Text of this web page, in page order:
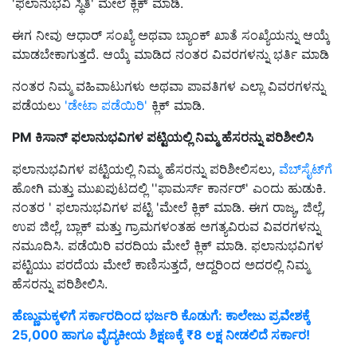
'ಫಲಾನುಭವಿ ಸ್ಥಿತಿ' ಮೇಲೆ ಕ್ಲಿಕ್ ಮಾಡಿ.
ಈಗ ನೀವು ಆಧಾರ್ ಸಂಖ್ಯೆ ಅಥವಾ ಬ್ಯಾಂಕ್ ಖಾತೆ ಸಂಖ್ಯೆಯನ್ನು ಆಯ್ಕೆ
ಮಾಡಬೇಕಾಗುತ್ತದೆ. ಆಯ್ಕೆ ಮಾಡಿದ ನಂತರ ವಿವರಗಳನ್ನು ಭರ್ತಿ ಮಾಡಿ
ನಂತರ ನಿಮ್ಮ ವಹಿವಾಟುಗಳು ಅಥವಾ ಪಾವತಿಗಳ ಎಲ್ಲಾ ವಿವರಗಳನ್ನು
ಪಡೆಯಲು 'ಡೇಟಾ ಪಡೆಯಿರಿ' ಕ್ಲಿಕ್ ಮಾಡಿ.
PM ಕಿಸಾನ್ ಫಲಾನುಭವಿಗಳ ಪಟ್ಟಿಯಲ್ಲಿ ನಿಮ್ಮ ಹೆಸರನ್ನು ಪರಿಶೀಲಿಸಿ
ಫಲಾನುಭವಿಗಳ ಪಟ್ಟಿಯಲ್ಲಿ ನಿಮ್ಮ ಹೆಸರನ್ನು ಪರಿಶೀಲಿಸಲು, ವೆಬ್‌ಸೈಟ್‌ಗೆ
ಹೋಗಿ ಮತ್ತು ಮುಖಪುಟದಲ್ಲಿ ''ಫಾಮರ್ಸ್ ಕಾರ್ನರ್' ಎಂದು ಹುಡುಕಿ.
ನಂತರ ' ಫಲಾನುಭವಿಗಳ ಪಟ್ಟಿ 'ಮೇಲೆ ಕ್ಲಿಕ್ ಮಾಡಿ. ಈಗ ರಾಜ್ಯ, ಜಿಲ್ಲೆ,
ಉಪ ಜಿಲ್ಲೆ, ಬ್ಲಾಕ್ ಮತ್ತು ಗ್ರಾಮಗಳಂತಹ ಅಗತ್ಯವಿರುವ ವಿವರಗಳನ್ನು
ನಮೂದಿಸಿ. ಪಡೆಯಿರಿ ವರದಿಯ ಮೇಲೆ ಕ್ಲಿಕ್ ಮಾಡಿ. ಫಲಾನುಭವಿಗಳ
ಪಟ್ಟಿಯು ಪರದೆಯ ಮೇಲೆ ಕಾಣಿಸುತ್ತದೆ, ಆದ್ದರಿಂದ ಅದರಲ್ಲಿ ನಿಮ್ಮ
ಹೆಸರನ್ನು ಪರಿಶೀಲಿಸಿ.
ಹೆಣ್ಣುಮಕ್ಕಳಿಗೆ ಸರ್ಕಾರದಿಂದ ಭರ್ಜರಿ ಕೊಡುಗೆ: ಕಾಲೇಜು ಪ್ರವೇಶಕ್ಕೆ
25,000 ಹಾಗೂ ವೈದ್ಯಕೀಯ ಶಿಕ್ಷಣಕ್ಕೆ ₹8 ಲಕ್ಷ ನೀಡಲಿದೆ ಸರ್ಕಾರ!